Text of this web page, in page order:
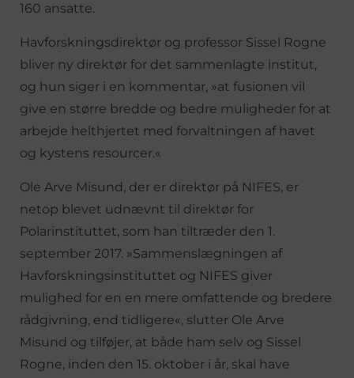
160 ansatte.
Havforskningsdirektør og professor Sissel Rogne
bliver ny direktør for det sammenlagte institut,
og hun siger i en kommentar, »at fusionen vil
give en større bredde og bedre muligheder for at
arbejde helthjertet med forvaltningen af havet
og kystens resourcer.«
Ole Arve Misund, der er direktør på NIFES, er
netop blevet udnævnt til direktør for
Polarinstituttet, som han tiltræder den 1.
september 2017. »Sammenslægningen af
Havforskningsinstituttet og NIFES giver
mulighed for en en mere omfattende og bredere
rådgivning, end tidligere«, slutter Ole Arve
Misund og tilføjer, at både ham selv og Sissel
Rogne, inden den 15. oktober i år, skal have